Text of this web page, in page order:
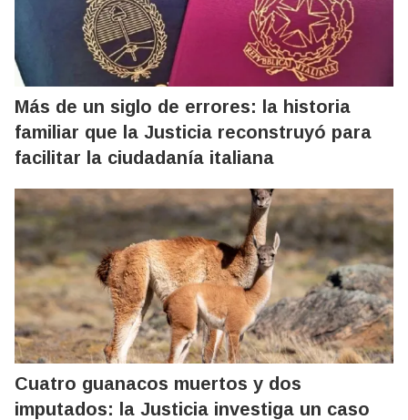
Más de un siglo de errores: la historia
familiar que la Justicia reconstruyó para
facilitar la ciudadanía italiana
Cuatro guanacos muertos y dos
imputados: la Justicia investiga un caso